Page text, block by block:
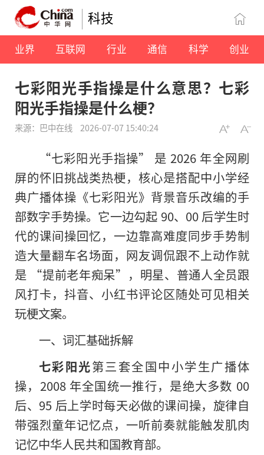
科技
业界 互联网 行业 通信 科学 创业
七彩阳光手指操是什么意思？七彩
阳光手指操是什么梗？
来源：巴中在线 2026-07-07 15:40:24
“七彩阳光手指操” 是 2026 年全网刷
屏的怀旧挑战类热梗，核心是搭配中小学经
典广播体操《七彩阳光》背景音乐改编的手
部数字手势操。它一边勾起 90、00 后学生时
代的课间操回忆，一边靠高难度同步手势制
造大量翻车名场面，网友调侃跟不上动作就
是 “提前老年痴呆”，明星、普通人全员跟
风打卡，抖音、小红书评论区随处可见相关
玩梗文案。
一、词汇基础拆解
七彩阳光第三套全国中小学生广播体
操，2008 年全国统一推行，是绝大多数 00
后、95 后上学时每天必做的课间操，旋律自
带强烈童年记忆点，一听前奏就能触发肌肉
记忆中华人民共和国教育部。